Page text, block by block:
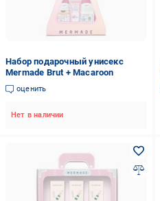
Набор подарочный унисекс
Mermade Brut + Macaroon
оценить
Нет в наличии